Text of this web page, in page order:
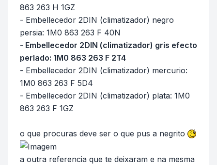
863 263 H 1GZ
- Embellecedor 2DIN (climatizador) negro
persia: 1M0 863 263 F 40N
- Embellecedor 2DIN (climatizador) gris efecto
perlado: 1M0 863 263 F 2T4
- Embellecedor 2DIN (climatizador) mercurio:
1M0 863 263 F 5D4
- Embellecedor 2DIN (climatizador) plata: 1M0
863 263 F 1GZ
o que procuras deve ser o que pus a negrito
a outra referencia que te deixaram e na mesma